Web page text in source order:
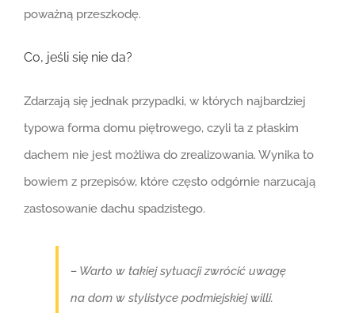
poważną przeszkodę.
Co, jeśli się nie da?
Zdarzają się jednak przypadki, w których najbardziej
typowa forma domu piętrowego, czyli ta z płaskim
dachem nie jest możliwa do zrealizowania. Wynika to
bowiem z przepisów, które często odgórnie narzucają
zastosowanie dachu spadzistego.
– Warto w takiej sytuacji zwrócić uwagę
na dom w stylistyce podmiejskiej willi.